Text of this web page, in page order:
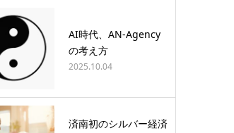
AI時代、AN-Agency
の考え方
2025.10.04
済南初のシルバー経済